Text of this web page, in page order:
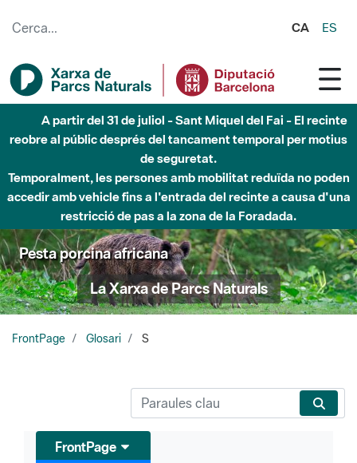
CA ES
A partir del 31 de juliol - Sant Miquel del Fai - El recinte
reobre al públic després del tancament temporal per motius
de seguretat.
Temporalment, les persones amb mobilitat reduïda no poden
accedir amb vehicle fins a l'entrada del recinte a causa d'una
restricció de pas a la zona de la Foradada.
Pesta porcina africana
La Xarxa de Parcs Naturals
FrontPage Glosari S
FrontPage